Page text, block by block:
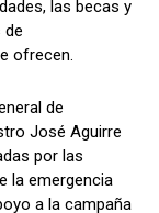
las becas y
de
ofrecen.
de
José Aguirre
por las
la emergencia
a la campaña